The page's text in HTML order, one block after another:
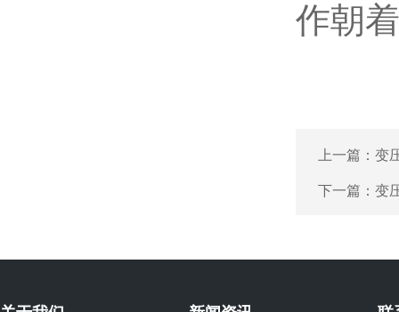
作朝
上一篇： 变
下一篇： 变